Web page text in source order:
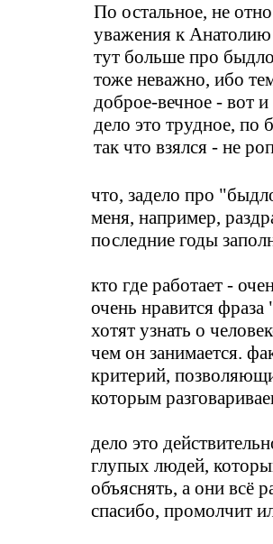
По остальное, не
уважения к Анатолию
тут больше про
тоже неважно, ибо
доброе-вечное - вот
дело это трудное, по
так что взялся - не
что, задело про
меня, например,
последние годы
кто где работает -
очень нравится
хотят узнать о
чем он занимается.
критерий,
которым
дело это
глупых людей,
объяснять, а они всё
спасибо, промолчит